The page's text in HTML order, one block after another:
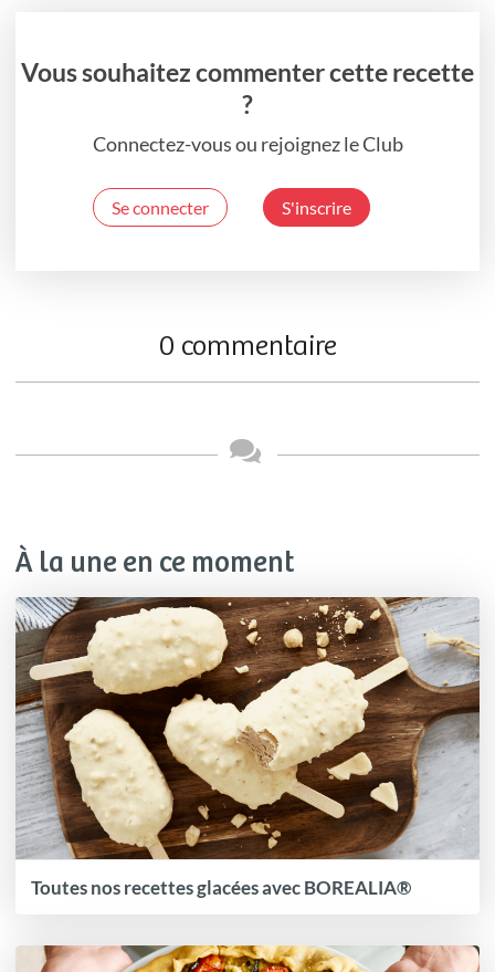
Vous souhaitez commenter cette recette
?
Connectez-vous ou rejoignez le Club
Se connecter S'inscrire
0 commentaire
À la une en ce moment
Toutes nos recettes glacées avec BOREALIA®